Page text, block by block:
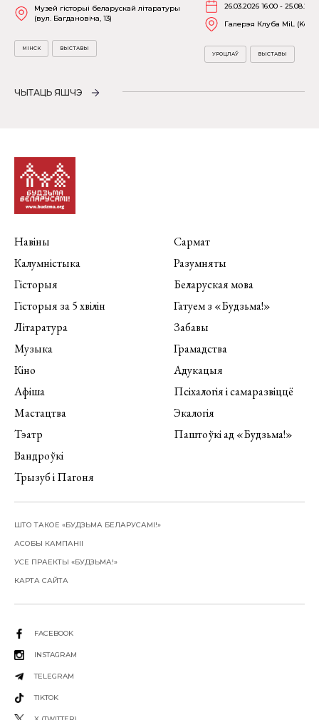
Музей гісторыі беларускай літаратуры
(вул. Багдановіча, 13)
МІНСК ВЫСТАВЫ
26.03.2026 16:00 -
Галерэя Клуба MiL
УРОЦЛАЎ ВЫСТАВЫ
ЧЫТАЦЬ ЯШЧЭ
Навіны
Калумністыка
Гісторыя
Гісторыя за 5 хвілін
Літаратура
Музыка
Кіно
Афіша
Мастацтва
Тэатр
Вандроўкі
Трызуб і Пагоня
Сармат
Разумняты
Беларуская мова
Гатуем з «Будзьма!»
Забавы
Грамадства
Адукацыя
Псіхалогія і самаразвіццё
Экалогія
Паштоўкі ад «Будзьма!»
ШТО ТАКОЕ «БУДЗЬМА БЕЛАРУСАМІ!»
АСОБЫ КАМПАНІІ
УСЕ ПРАЕКТЫ «БУДЗЬМА!»
КАРТА САЙТА
FACEBOOK
INSTAGRAM
TELEGRAM
TIKTOK